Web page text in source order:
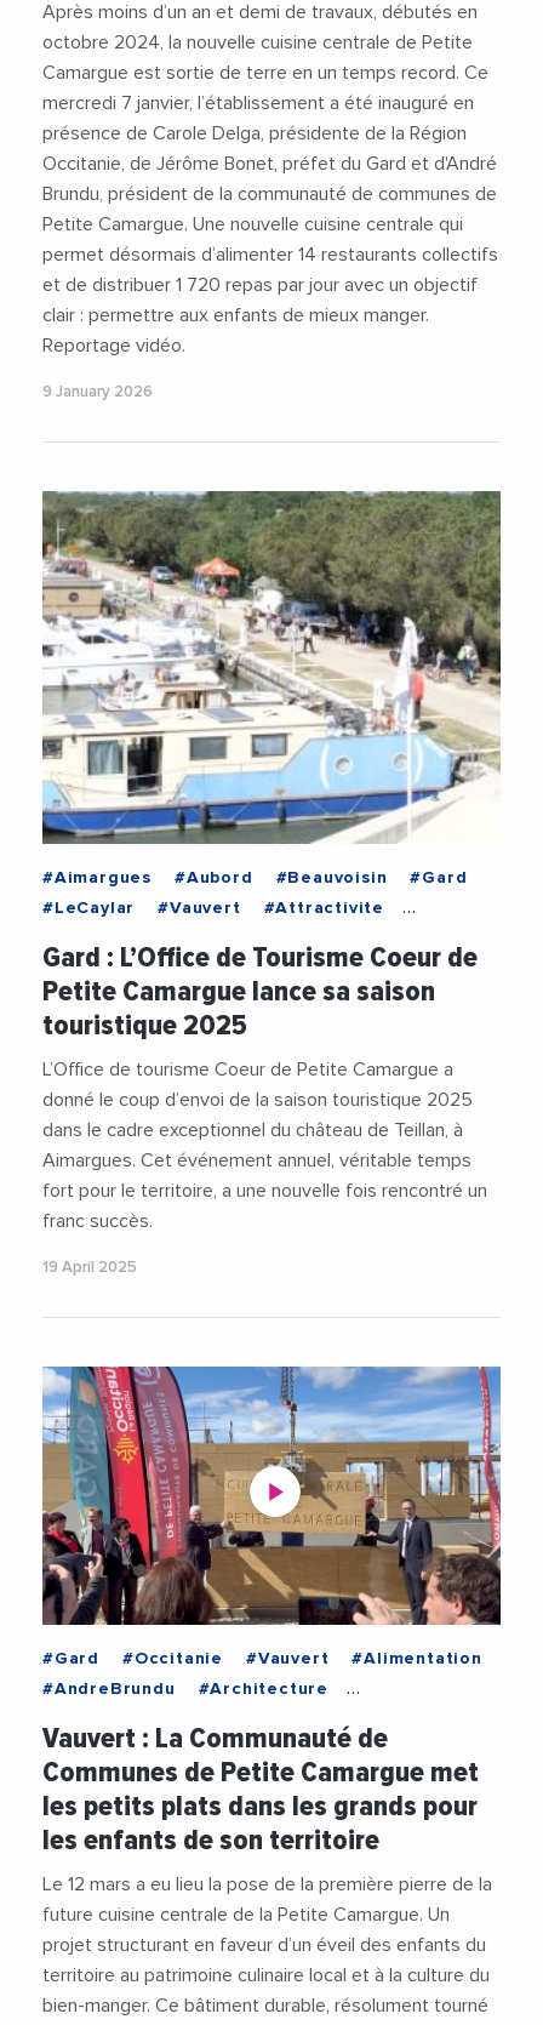
Après moins d’un an et demi de travaux, débutés en
octobre 2024, la nouvelle cuisine centrale de Petite
Camargue est sortie de terre en un temps record. Ce
mercredi 7 janvier, l’établissement a été inauguré en
présence de Carole Delga, présidente de la Région
Occitanie, de Jérôme Bonet, préfet du Gard et d'André
Brundu, président de la communauté de communes de
Petite Camargue. Une nouvelle cuisine centrale qui
permet désormais d’alimenter 14 restaurants collectifs
et de distribuer 1 720 repas par jour avec un objectif
clair : permettre aux enfants de mieux manger.
Reportage vidéo.
9 January 2026
#Aimargues #Aubord #Beauvoisin
#Gard
#LeCaylar
#Vauvert
#Attractivite
#Economie
#Patrimoine #Tourisme
Gard : L’Office de Tourisme Coeur de
Petite Camargue lance sa saison
touristique 2025
L’Office de tourisme Coeur de Petite Camargue a
donné le coup d’envoi de la saison touristique 2025
dans le cadre exceptionnel du château de Teillan, à
Aimargues. Cet événement annuel, véritable temps
fort pour le territoire, a une nouvelle fois rencontré un
franc succès.
19 April 2025
#Gard #Occitanie #Vauvert
#Alimentation
#AndreBrundu
#Architecture
#CommunautePetiteCamargue
#Decarbonation
#DepartementDuGard
#Ecologie
#Enfants
#Environnement
#JeanDenat
#PrefectureDuGard
Vauvert : La Communauté de
Communes de Petite Camargue met
les petits plats dans les grands pour
les enfants de son territoire
Le 12 mars a eu lieu la pose de la première pierre de la
future cuisine centrale de la Petite Camargue. Un
projet structurant en faveur d’un éveil des enfants du
territoire au patrimoine culinaire local et à la culture du
bien-manger. Ce bâtiment durable, résolument tourné